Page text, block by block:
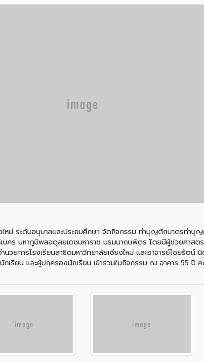
หม่ ระดับอนุบาลและประถมศึกษา จัดกิจกรรม ทำบุญตักบาตรทำบุ
เบศร มหาภูมิพลอดุลยเดชมหาราช บรมนาถบพิตร โดยมีผู้ช่วยศ
ยการโรงเรียนสาธิตมหาวิทยาลัยเชียงใหม่ และอาจารย์ไชยรัตน์
เรียน และผู้ปกครองนักเรียน เข้าร่วมในกิจกรรม ณ อาคาร 55 ปี